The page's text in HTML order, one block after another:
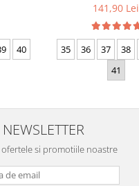
40
141,90 Lei
35 36 37 38
41
NEWSLETTER
ofertele si promotiile noastre